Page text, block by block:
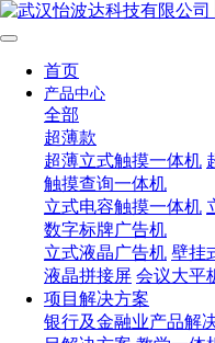
首页
产品中心
全部
超薄款
超薄立式触摸一体机
触摸查询一体机
立式电容触摸一体机
数字标牌广告机
立式液晶广告机 壁挂
液晶拼接屏 会议大平
项目解决方案
银行及金融业产品解